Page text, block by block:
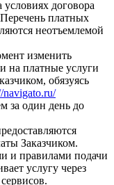
договора
платных
неотъемлемой
изменить
на платные услуги
обязуясь
navigato.ru/
за один день до
Заказчиком.
и правилами подачи
услугу через